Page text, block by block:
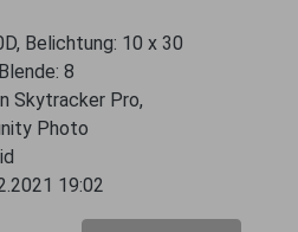
Belichtung: 10 x 30
8
Skytracker Pro,
Photo
19:02